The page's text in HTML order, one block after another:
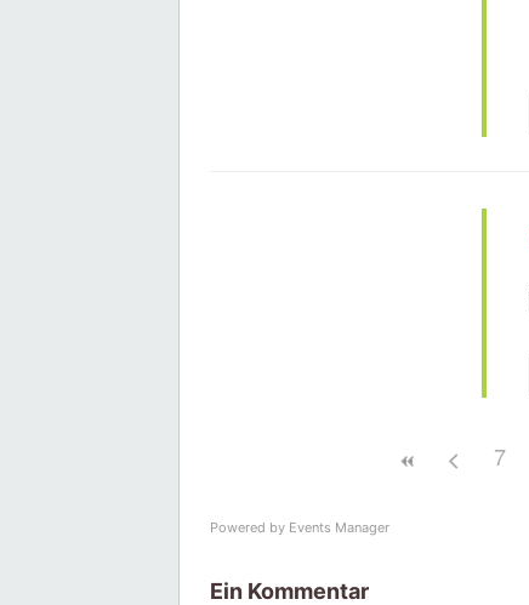
7
Powered by Events Manager
Ein Kommentar